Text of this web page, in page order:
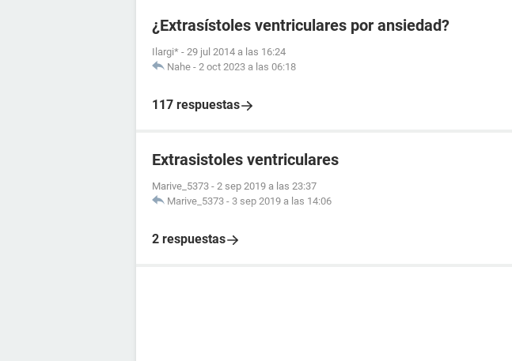
¿Extrasístoles ventriculares por ansiedad?
Ilargi* - 29 jul 2014 a las 16:24
Nahe - 2 oct 2023 a las 06:18
117 respuestas
Extrasistoles ventriculares
Marive_5373 - 2 sep 2019 a las 23:37
Marive_5373 - 3 sep 2019 a las 14:06
2 respuestas